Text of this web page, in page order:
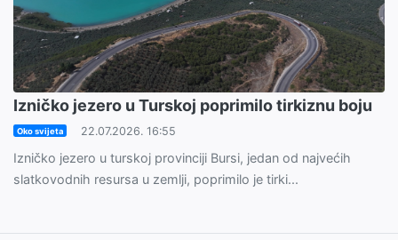
Izničko jezero u Turskoj poprimilo tirkiznu boju
Oko svijeta 22.07.2026. 16:55
Izničko jezero u turskoj provinciji Bursi, jedan od najvećih
slatkovodnih resursa u zemlji, poprimilo je tirki...